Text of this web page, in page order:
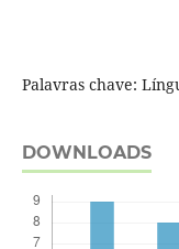
Palavras chave:
DOWNLOADS